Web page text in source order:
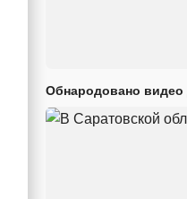
Обнародовано